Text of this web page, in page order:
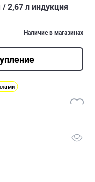
2,67 л индукция
Наличие в магазинах